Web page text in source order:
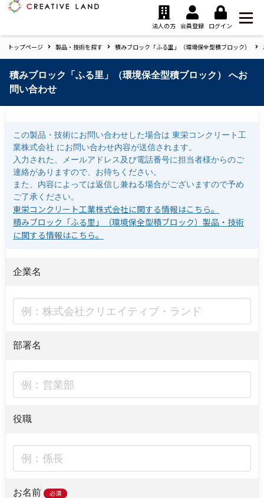
ク
エ
イ
テ
ィ
ブ
ホ
ー
ム
法人の方 会員登録 ログイン
トップページ 製品・技術を探す 積みブロック「ふる里」（環境保全型積ブロック）
積みブロック「ふる里」（環境保全型積ブロック） へお
問い合わせ
この製品・技術にお問い合わせした場合は 東栄コンクリート工
業株式会社 にお問い合わせ内容が送信されます。
入力された、メールアドレス及び電話番号に担当者様からのご
連絡がありますので、お待ちください。
また、内容によっては返信し兼ねる場合がございますので予め
ご了承ください。
東栄コンクリート工業株式会社に関する情報はこちら。
積みブロック「ふる里」（環境保全型積ブロック）製品・技術
に関する情報はこちら。
企業名
部署名
役職
お名前 必須